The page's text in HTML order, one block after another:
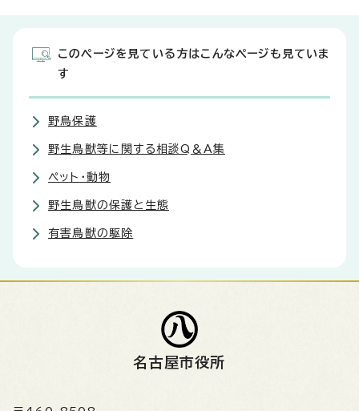
このページを見ている方はこんなページも見ていま
す
野鳥保護
野生鳥獣等に関する相談Q＆A集
ペット・動物
野生鳥獣の保護と生態
有害鳥獣の駆除
名古屋市役所